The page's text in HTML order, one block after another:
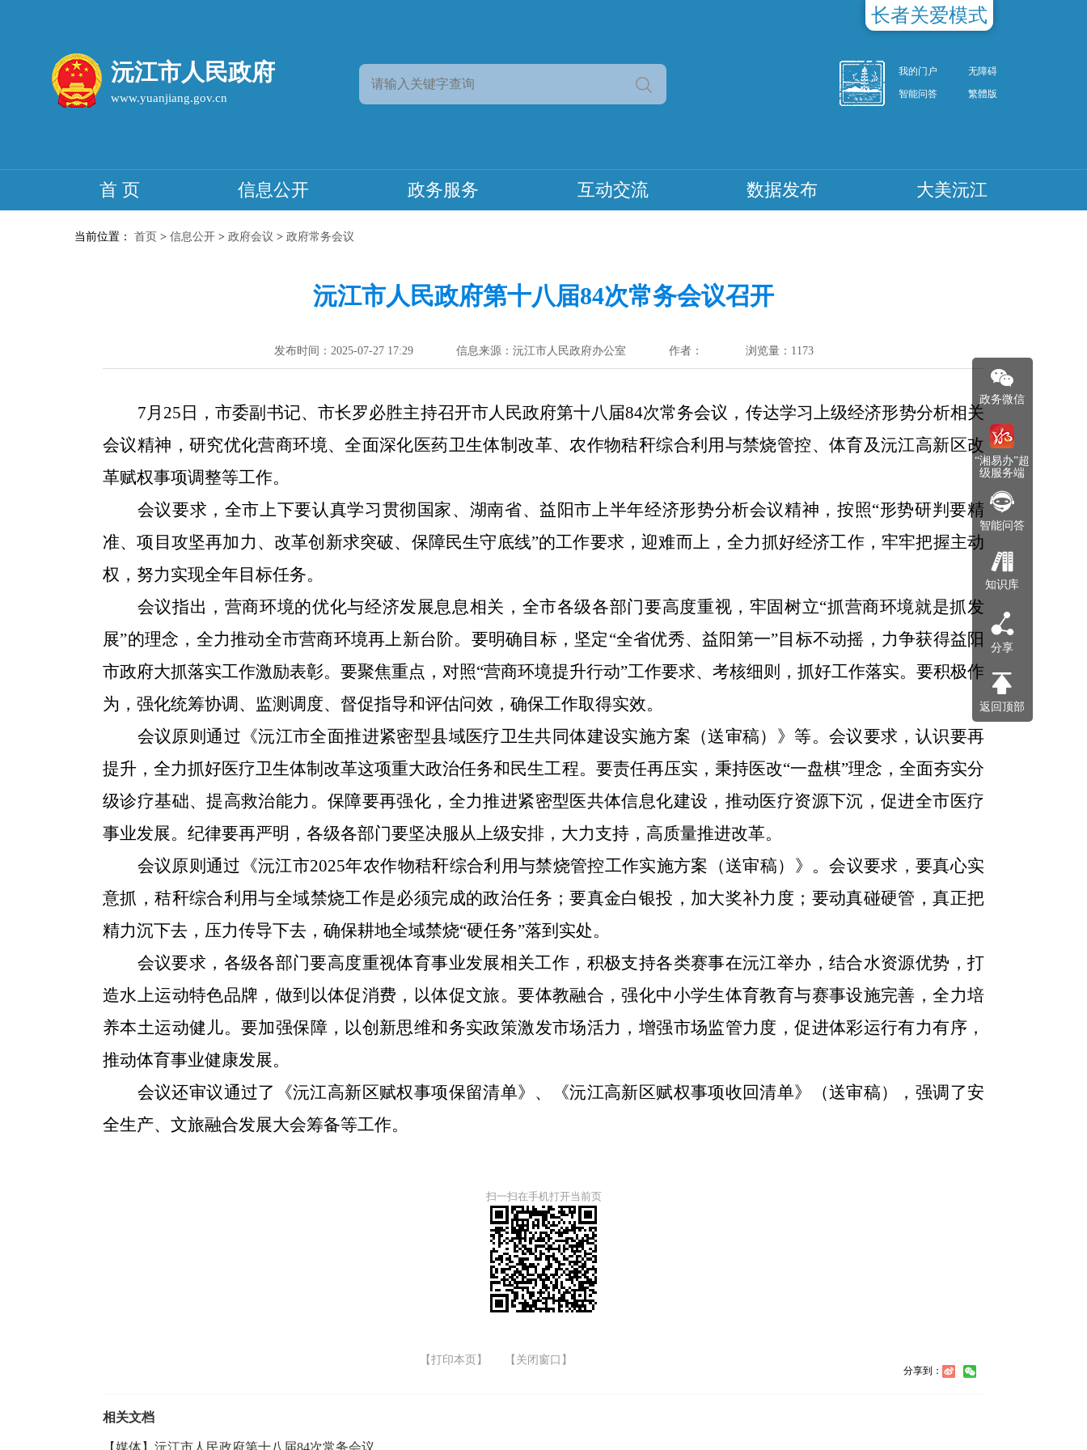
沅江市人民政府 我的门户
无障碍
智能问答
繁體版
首 页 信息公开 政务服务 互动交流 数据发布 大美沅江
当前位置： 首页 > 信息公开 > 政府会议 > 政府常务会议
沅江市人民政府第十八届84次常务会议召开
发布时间：2025-07-27 17:29 信息来源：沅江市人民政府办公室 作者： 浏览量： 1173
7月25日，市委副书记、市长罗必胜主持召开市人民政府第十八届84次常务会议，传达学习上级经济形势分析相关
会议精神，研究优化营商环境、全面深化医药卫生体制改革、农作物秸秆综合利用与禁烧管控、体育及沅江高新区改
革赋权事项调整等工作。
会议要求，全市上下要认真学习贯彻国家、湖南省、益阳市上半年经济形势分析会议精神，按照“形势研判要精
准、项目攻坚再加力、改革创新求突破、保障民生守底线”的工作要求，迎难而上，全力抓好经济工作，牢牢把握主动
权，努力实现全年目标任务。
会议指出，营商环境的优化与经济发展息息相关，全市各级各部门要高度重视，牢固树立“抓营商环境就是抓发
展”的理念，全力推动全市营商环境再上新台阶。要明确目标，坚定“全省优秀、益阳第一”目标不动摇，力争获得益阳
市政府大抓落实工作激励表彰。要聚焦重点，对照“营商环境提升行动”工作要求、考核细则，抓好工作落实。要积极作
为，强化统筹协调、监测调度、督促指导和评估问效，确保工作取得实效。
会议原则通过《沅江市全面推进紧密型县域医疗卫生共同体建设实施方案（送审稿）》等。会议要求，认识要再
提升，全力抓好医疗卫生体制改革这项重大政治任务和民生工程。要责任再压实，秉持医改“一盘棋”理念，全面夯实分
级诊疗基础、提高救治能力。保障要再强化，全力推进紧密型医共体信息化建设，推动医疗资源下沉，促进全市医疗
事业发展。纪律要再严明，各级各部门要坚决服从上级安排，大力支持，高质量推进改革。
会议原则通过《沅江市2025年农作物秸秆综合利用与禁烧管控工作实施方案 （送审稿） 》。会议要求，要真心实
意抓，秸秆综合利用与全域禁烧工作是必须完成的政治任务；要真金白银投，加大奖补力度；要动真碰硬管，真正把
精力沉下去，压力传导下去，确保耕地全域禁烧“硬任务”落到实处。
会议要求，各级各部门要高度重视体育事业发展相关工作，积极支持各类赛事在沅江举办，结合水资源优势，打
造水上运动特色品牌，做到以体促消费，以体促文旅。要体教融合，强化中小学生体育教育与赛事设施完善，全力培
养本土运动健儿。要加强保障，以创新思维和务实政策激发市场活力，增强市场监管力度，促进体彩运行有力有序，
推动体育事业健康发展。
会议还审议通过了《沅江高新区赋权事项保留清单》、《沅江高新区赋权事项收回清单》
（送审稿）
，强调了安
全生产、文旅融合发展大会筹备等工作。
扫一扫在手机打开当前页
【打印本页】 【关闭窗口】
分享到：
相关文档
【媒体】沅江市人民政府第十八届84次常务会议
长者关爱模式
政务微信
“湘易办”超
级服务端
智能问答
知识库
分享
返回顶部